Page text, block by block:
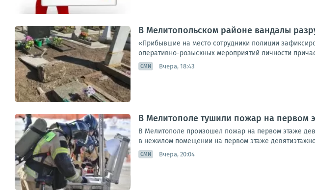
В Мелитопольском районе вандалы
«Прибывшие на место сотрудники полиции
оперативно-розыскных мероприятий личности
СМИ Вчера, 18:43
В Мелитополе тушили пожар на первом
В Мелитополе произошел пожар на первом этаже
в нежилом помещении на первом этаже
СМИ Вчера, 20:04